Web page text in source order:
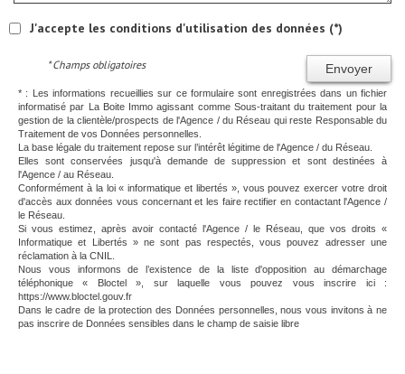
J'accepte les conditions d'utilisation des données (*)
Envoyer
* Champs obligatoires
* : Les informations recueillies sur ce formulaire sont enregistrées dans un fichier
informatisé par La Boite Immo agissant comme Sous-traitant du traitement pour la
gestion de la clientèle/prospects de l'Agence / du Réseau qui reste Responsable du
Traitement de vos Données personnelles.
La base légale du traitement repose sur l’intérêt légitime de l'Agence / du Réseau.
Elles sont conservées jusqu'à demande de suppression et sont destinées à
l'Agence / au Réseau.
Conformément à la loi « informatique et libertés », vous pouvez exercer votre droit
d'accès aux données vous concernant et les faire rectifier en contactant l'Agence /
le Réseau.
Si vous estimez, après avoir contacté l'Agence / le Réseau, que vos droits «
Informatique et Libertés » ne sont pas respectés, vous pouvez adresser une
réclamation à la CNIL.
Nous vous informons de l’existence de la liste d'opposition au démarchage
téléphonique « Bloctel », sur laquelle vous pouvez vous inscrire ici :
https://www.bloctel.gouv.fr
Dans le cadre de la protection des Données personnelles, nous vous invitons à ne
pas inscrire de Données sensibles dans le champ de saisie libre